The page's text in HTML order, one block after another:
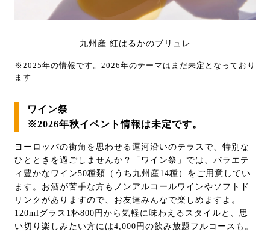
九州産 紅はるかのブリュレ
※2025年の情報です。2026年のテーマはまだ未定となっており
ます
ワイン祭
※2026年秋イベント情報は未定です。
ヨーロッパの街角を思わせる運河沿いのテラスで、特別な
ひとときを過ごしませんか？「ワイン祭」では、バラエテ
ィ豊かなワイン50種類（うち九州産14種）をご用意してい
ます。お酒が苦手な方もノンアルコールワインやソフトド
リンクがありますので、お友達みんなで楽しめますよ。
120mlグラス1杯800円から気軽に味わえるスタイルと、思
い切り楽しみたい方には4,000円の飲み放題フルコースも。